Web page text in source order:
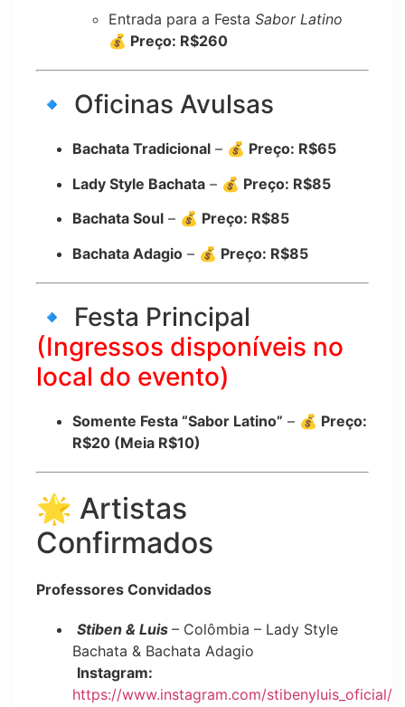
Entrada para a Festa Sabor Latino
💰 Preço: R$260
🔹 Oficinas Avulsas
Bachata Tradicional – 💰 Preço: R$65
Lady Style Bachata – 💰 Preço: R$85
Bachata Soul – 💰 Preço: R$85
Bachata Adagio – 💰 Preço: R$85
🔹 Festa Principal
(Ingressos disponíveis no
local do evento)
Somente Festa “Sabor Latino” – 💰 Preço:
R$20 (Meia R$10)
🌟 Artistas
Confirmados
Professores Convidados
Stiben & Luis – Colômbia – Lady Style
Bachata & Bachata Adagio
Instagram:
https://www.instagram.com/stibenyluis_oficial/